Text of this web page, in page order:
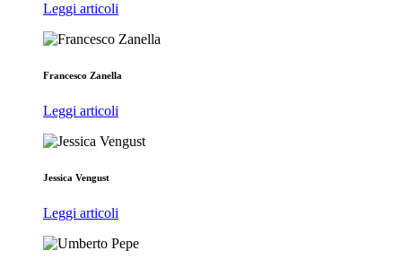
Leggi articoli
Francesco Zanella
Leggi articoli
Jessica Vengust
Leggi articoli